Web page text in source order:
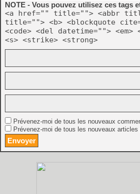
NOTE - Vous pouvez utilisez ces tags
<a href="" title=""> <abbr
title=""> <b> <blockquote
<code> <del datetime="">
<s> <strike> <strong>
Prévenez-moi de tous les nouveaux
Prévenez-moi de tous les nouveaux articles